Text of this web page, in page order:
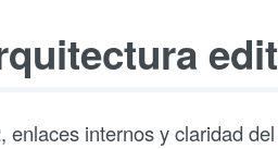
internos y claridad